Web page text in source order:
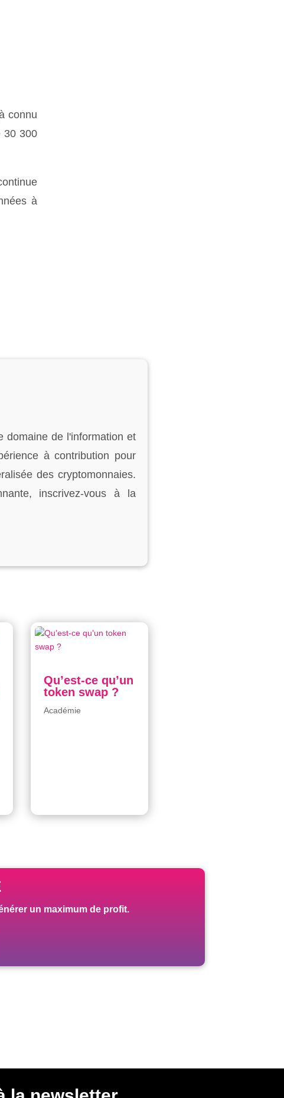
connu
30 300
à
domaine de l'information et
à contribution pour
des cryptomonnaies.
inscrivez-vous à la
Qu’est-ce qu’un
token swap ?
Académie
un maximum de profit.